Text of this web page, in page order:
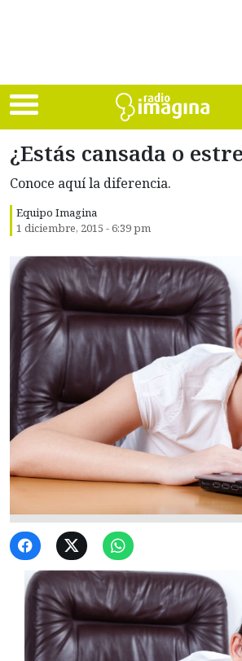
¿Estás cansada o
Conoce aquí la diferencia.
Equipo Imagina
1 diciembre, 2015 - 6:39 pm